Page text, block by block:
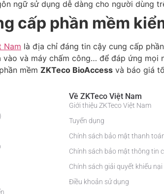
ngữ sử dụng dễ dàng cho người dùng
cấp phần mềm
Nam là địa chỉ đáng tin cậy cung cấp
vào và máy chấm công… để đáp ứng mọi
mềm ZKTeco BioAccess và báo giá
Về ZKTeco Việt Nam
Giới thiệu ZKTeco Việt Nam
Tuyển dụng
Chính sách bảo mật thanh
Chính sách bảo mật thông tin
Chính sách giải quyết khiếu nại
Điều khoản sử dụng